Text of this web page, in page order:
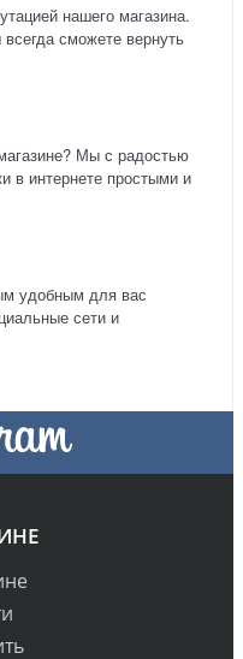
нашего магазина.
сможете вернуть
Мы с радостью
в интернете простыми и
удобным для вас
сети и